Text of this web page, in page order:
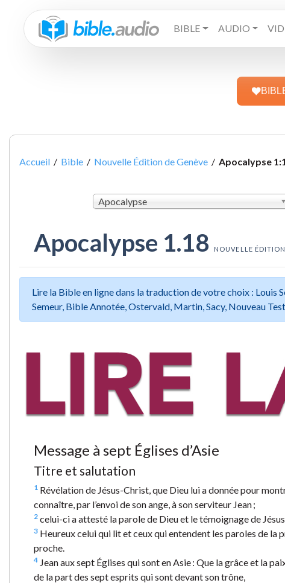
BIBLE AUDIO
Accueil / Bible / Nouvelle Édition de Genève / Apocalypse
Apocalypse
Apocalypse 1.18 NOUVELLE
Lire la Bible en ligne dans la traduction de votre choix : Louis
Semeur, Bible Annotée, Ostervald, Martin, Sacy, Nouveau
Message à sept Églises d’Asie
Titre et salutation
1 Révélation de Jésus-Christ, que Dieu lui a donnée pour
connaître, par l’envoi de son ange, à son serviteur Jean ;
2 celui-ci a attesté la parole de Dieu et le témoignage de
3 Heureux celui qui lit et ceux qui entendent les paroles de la
proche.
4 Jean aux sept Églises qui sont en Asie : Que la grâce et la
de la part des sept esprits qui sont devant son trône,